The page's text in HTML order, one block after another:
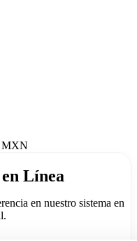
MXN
Línea
en nuestro sistema en